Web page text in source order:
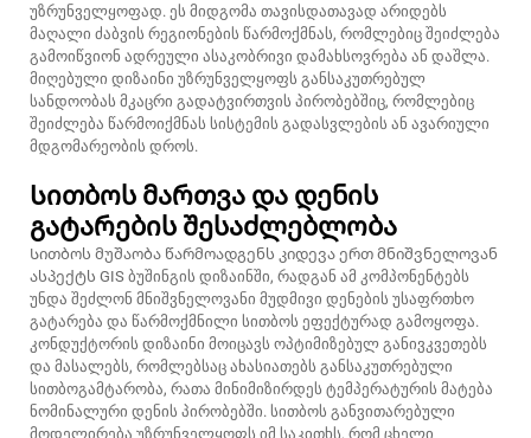
უზრუნველყოფად. ეს მიდგომა თავისდათავად არიდებს
მაღალი ძაბვის რეგიონების წარმოქმნას, რომლებიც შეიძლება
გამოიწვიონ ადრეული ასაკობრივი დამახსოვრება ან დაშლა.
მიღებული დიზაინი უზრუნველყოფს განსაკუთრებულ
სანდოობას მკაცრი გადატვირთვის პირობებშიც, რომლებიც
შეიძლება წარმოიქმნას სისტემის გადასვლების ან ავარიული
მდგომარეობის დროს.
Სითბოს მართვა და დენის
გატარების შესაძლებლობა
Სითბოს მუშაობა წარმოადგენს კიდევა ერთ მნიშვნელოვან
ასპექტს GIS ბუშინგის დიზაინში, რადგან ამ კომპონენტებს
უნდა შეძლონ მნიშვნელოვანი მუდმივი დენების უსაფრთხო
გატარება და წარმოქმნილი სითბოს ეფექტურად გამოყოფა.
კონდუქტორის დიზაინი მოიცავს ოპტიმიზებულ განივკვეთებს
და მასალებს, რომლებსაც ახასიათებს განსაკუთრებული
სითბოგამტარობა, რათა მინიმიზირდეს ტემპერატურის მატება
ნომინალური დენის პირობებში. სითბოს განვითარებული
მოდელირება უზრუნველყოფს იმ საკითხს, რომ ცხელი